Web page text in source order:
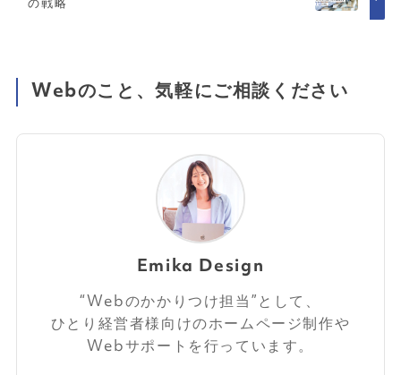
Webのこと、気軽にご相談ください
Emika Design
“Webのかかりつけ担当”として、
ひとり経営者様向けのホームページ制作や
Webサポートを行っています。